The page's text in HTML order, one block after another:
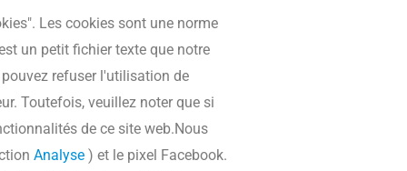
Les cookies sont une norme
un petit fichier texte que notre
refuser l'utilisation de
Toutefois, veuillez noter que si
de ce site web.Nous
Analyse) et le pixel Facebook.